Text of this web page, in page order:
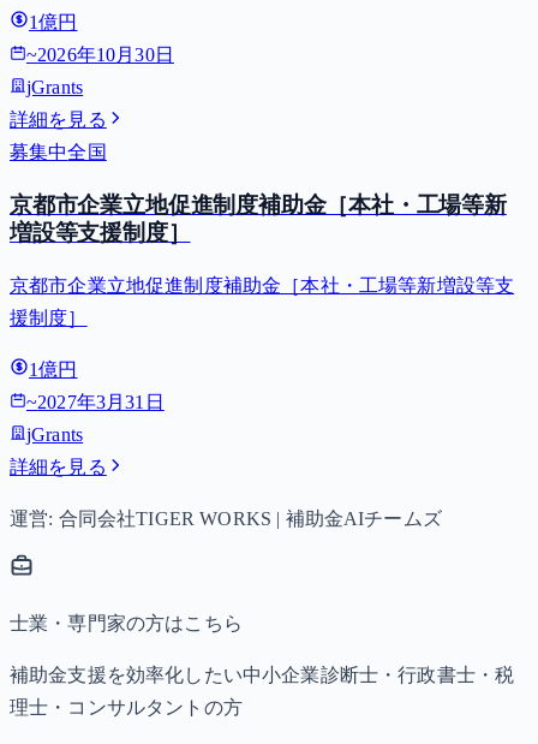
1億円
~2026年10月30日
jGrants
詳細を見る
募集中全国
京都市企業立地促進制度補助金［本社・工場等新
増設等支援制度］
京都市企業立地促進制度補助金［本社・工場等新増設等支
援制度］
1億円
~2027年3月31日
jGrants
詳細を見る
運営: 合同会社TIGER WORKS | 補助金AIチームズ
士業・専門家の方はこちら
補助金支援を効率化したい中小企業診断士・行政書士・税
理士・コンサルタントの方